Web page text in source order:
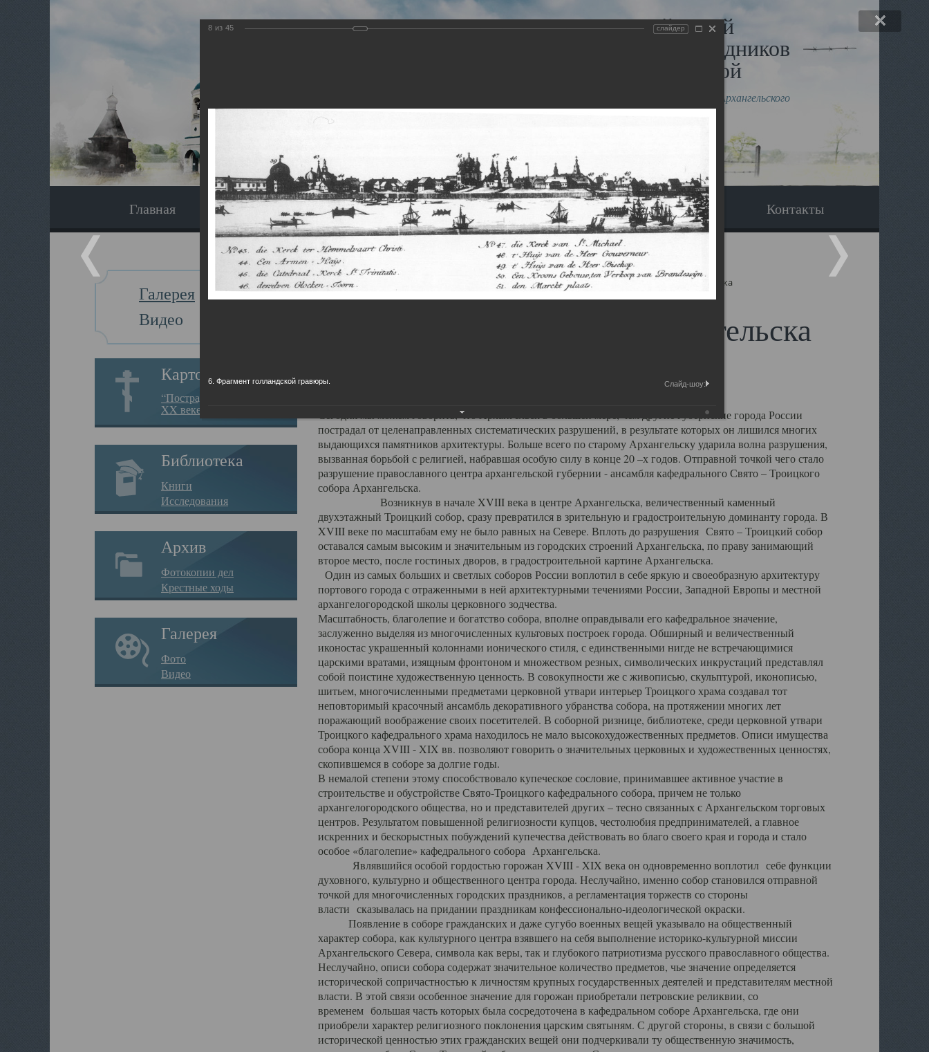
Виртуальный музей
Новомучеников и исповедников
Земли Архангельской
Сайт создан по благословлению митрополита Архангельского
и Холмогорского Даниила
Главная Экскурсия Наследники Галерея Вопрос-ответ Контакты
Галерея
Видео
Картотека
“Пострадавшие за веру в
XX веке на Севере”
Библиотека
Книги
Исследования
Архив
Фотокопии дел
Крестные ходы
Галерея
Фото
Видео
Главная Храмы-мученики Архангельска Свято-Троицкий собор Архангельска
Свято-Троицкий собор Архангельска
Свято-Троицкий собор Архангельска
Сегодня мы можем говорить, что Архангельск в большей мере, чем другие губернские города России
пострадал от целенаправленных систематических разрушений, в результате которых он лишился многих
выдающихся памятников архитектуры. Больше всего по старому Архангельску ударила волна разрушения,
вызванная борьбой с религией, набравшая особую силу в конце 20 –х годов. Отправной точкой чего стало
разрушение православного центра архангельской губернии - ансамбля кафедрального Свято – Троицкого
собора Архангельска.
Возникнув в начале XVIII века в центре Архангельска, величественный каменный
двухэтажный Троицкий собор, сразу превратился в зрительную и градостроительную доминанту города. В
XVIII веке по масштабам ему не было равных на Севере. Вплоть до разрушения Свято – Троицкий собор
оставался самым высоким и значительным из городских строений Архангельска, по праву занимающий
второе место, после гостиных дворов, в градостроительной картине Архангельска.
Один из самых больших и светлых соборов России воплотил в себе яркую и своеобразную архитектуру
портового города с отраженными в ней архитектурными течениями России, Западной Европы и местной
архангелогородской школы церковного зодчества.
Масштабность, благолепие и богатство собора, вполне оправдывали его кафедральное значение,
заслуженно выделяя из многочисленных культовых построек города. Обширный и величественный
иконостас украшенный колоннами ионического стиля, с единственными нигде не встречающимися
царскими вратами, изящным фронтоном и множеством резных, символических инкрустаций представлял
собой поистине художественную ценность. В совокупности же с живописью, скульптурой, иконописью,
шитьем, многочисленными предметами церковной утвари интерьер Троицкого храма создавал тот
неповторимый красочный ансамбль декоративного убранства собора, на протяжении многих лет
поражающий воображение своих посетителей. В соборной ризнице, библиотеке, среди церковной утвари
Троицкого кафедрального храма находилось не мало высокохудожественных предметов. Описи имущества
собора конца XVIII - XIX вв. позволяют говорить о значительных церковных и художественных ценностях,
скопившемся в соборе за долгие годы.
В немалой степени этому способствовало купеческое сословие, принимавшее активное участие в
строительстве и обустройстве Свято-Троицкого кафедрального собора, причем не только
архангелогородского общества, но и представителей других – тесно связанных с Архангельском торговых
центров. Результатом повышенной религиозности купцов, честолюбия предпринимателей, а главное
искренних и бескорыстных побуждений купечества действовать во благо своего края и города и стало
особое «благолепие» кафедрального собора Архангельска.
Являвшийся особой гордостью горожан XVIII - XIX века он одновременно воплотил себе функции
духовного, культурно и общественного центра города. Неслучайно, именно собор становился отправной
точкой для многочисленных городских праздников, а регламентация торжеств со стороны
власти сказывалась на придании праздникам конфессионально-идеологической окраски.
Появление в соборе гражданских и даже сугубо военных вещей указывало на общественный
характер собора, как культурного центра взявшего на себя выполнение историко-культурной миссии
Архангельского Севера, символа как веры, так и глубокого патриотизма русского православного общества.
Неслучайно, описи собора содержат значительное количество предметов, чье значение определяется
исторической сопричастностью к личностям крупных государственных деятелей и представителям местной
власти. В этой связи особенное значение для горожан приобретали петровские реликвии, со
временем большая часть которых была сосредоточена в кафедральном соборе Архангельска, где они
приобрели характер религиозного поклонения царским святыням. С другой стороны, в связи с большой
исторической ценностью этих гражданских вещей они подчеркивали ту общественную значимость,
8 из 45 слайдер
6. Фрагмент голландской гравюры. Слайд-шоу: